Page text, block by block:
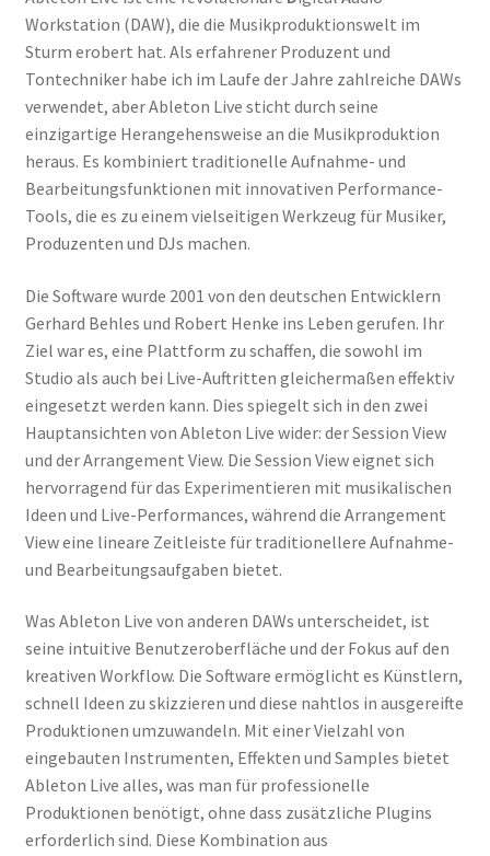
Workstation (DAW), die die Musikproduktionswelt im
Sturm erobert hat. Als erfahrener Produzent und
Tontechniker habe ich im Laufe der Jahre zahlreiche DAWs
verwendet, aber Ableton Live sticht durch seine
einzigartige Herangehensweise an die Musikproduktion
heraus. Es kombiniert traditionelle Aufnahme- und
Bearbeitungsfunktionen mit innovativen Performance-
Tools, die es zu einem vielseitigen Werkzeug für Musiker,
Produzenten und DJs machen.
Die Software wurde 2001 von den deutschen Entwicklern
Gerhard Behles und Robert Henke ins Leben gerufen. Ihr
Ziel war es, eine Plattform zu schaffen, die sowohl im
Studio als auch bei Live-Auftritten gleichermaßen effektiv
eingesetzt werden kann. Dies spiegelt sich in den zwei
Hauptansichten von Ableton Live wider: der Session View
und der Arrangement View. Die Session View eignet sich
hervorragend für das Experimentieren mit musikalischen
Ideen und Live-Performances, während die Arrangement
View eine lineare Zeitleiste für traditionellere Aufnahme-
und Bearbeitungsaufgaben bietet.
Was Ableton Live von anderen DAWs unterscheidet, ist
seine intuitive Benutzeroberfläche und der Fokus auf den
kreativen Workflow. Die Software ermöglicht es Künstlern,
schnell Ideen zu skizzieren und diese nahtlos in ausgereifte
Produktionen umzuwandeln. Mit einer Vielzahl von
eingebauten Instrumenten, Effekten und Samples bietet
Ableton Live alles, was man für professionelle
Produktionen benötigt, ohne dass zusätzliche Plugins
erforderlich sind. Diese Kombination aus